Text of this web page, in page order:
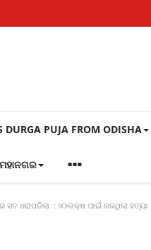
DURGA PUJA FROM ODISHA
ମହାନଗର
ସତ ଧରାପଡିଲା : ୨୦ଲକ୍ଷ ପାଇଁ କରଥିଲା ହତ୍ୟା